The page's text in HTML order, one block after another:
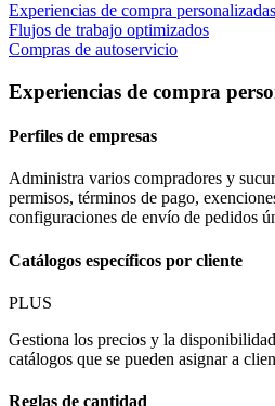
Experiencias de compra personalizadas
Flujos de trabajo optimizados
Compras de autoservicio
Experiencias de compra
Perfiles de empresas
Administra varios compradores y
permisos, términos de pago,
configuraciones de envío de pedidos
Catálogos específicos por cliente
PLUS
Gestiona los precios y la
catálogos que se pueden asignar a
Reglas de cantidad